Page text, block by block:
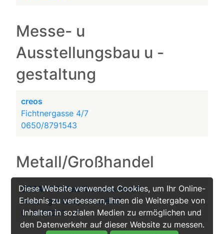
Diese Website verwendet Cookies, um Ihr Online-
Erlebnis zu verbessern, Ihnen die Weitergabe von
Inhalten in sozialen Medien zu ermöglichen und
den Datenverkehr auf dieser Website zu messen.
Messe- u
Ausstellungsbau u -
gestaltung
creos
Fichtnergasse 4/7
0650/8791543
Metall/Großhandel
SCRAPCO Metallhandels GmbH
Hietzinger Hauptstraße 66
01/8767297...-0